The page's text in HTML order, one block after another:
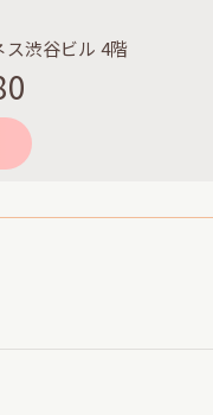
渋谷ビル 4階